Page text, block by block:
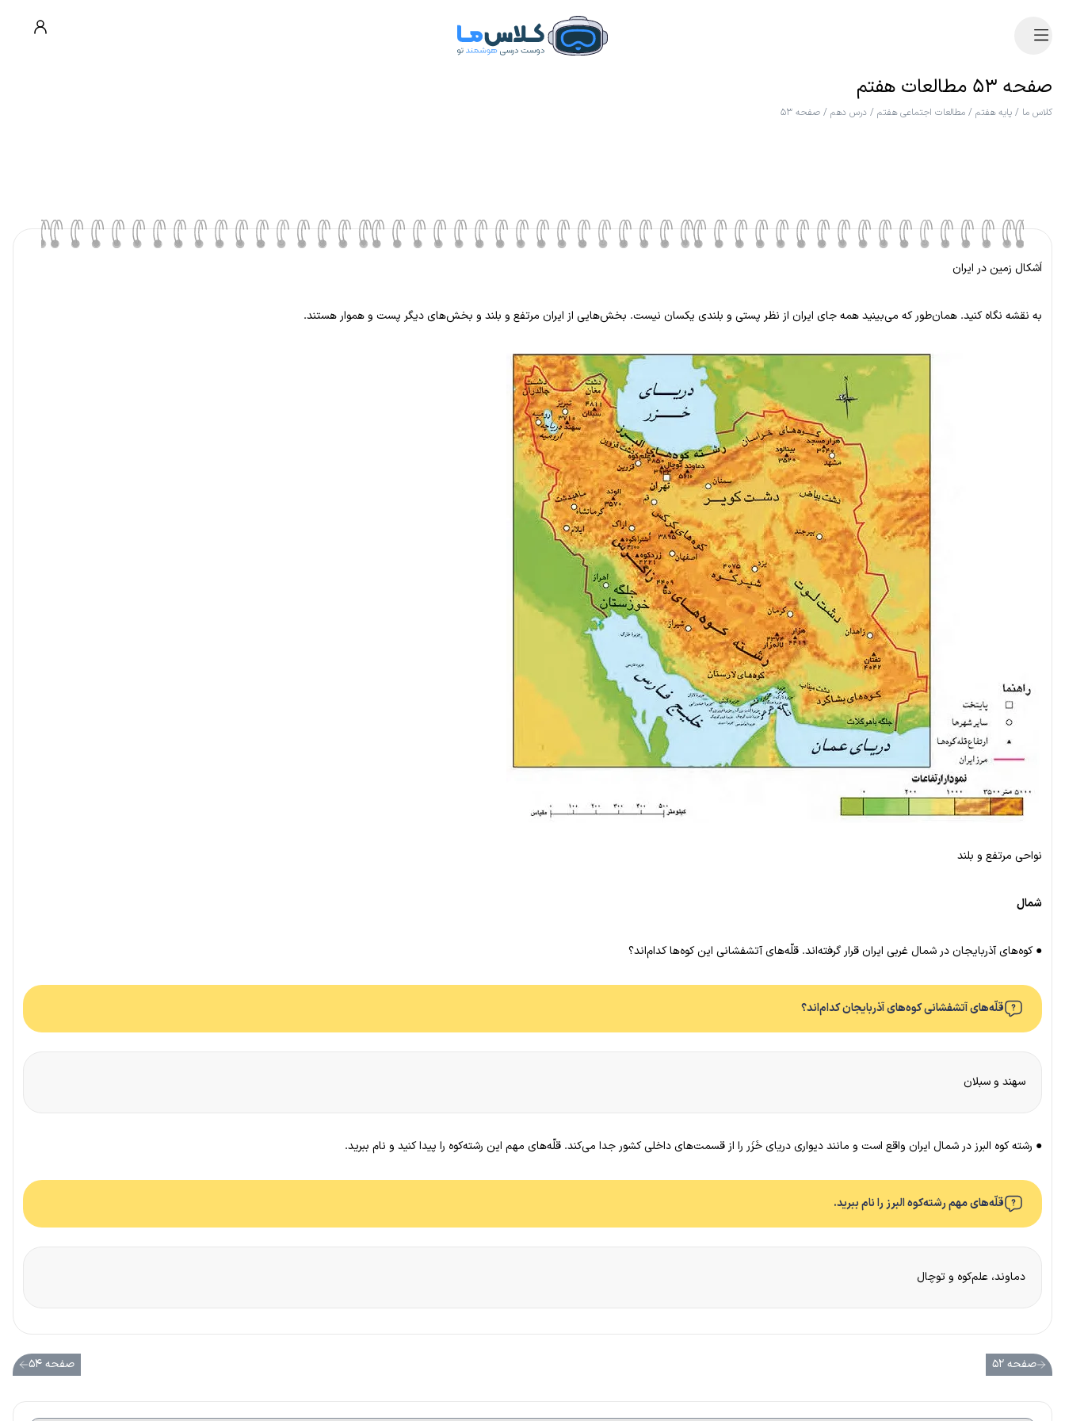
صفحه ۵۳ مطالعات هفتم
کلاس ما / پایه هفتم / مطالعات اجتماعی هفتم / درس دهم / صفحه ۵۳
اَشکال زمین در ایران
به نقشه نگاه کنید. همان‌طور که می‌بینید همه جای ایران از نظر پستی و بلندی یکسان نیست. بخش‌هایی از ایران مرتفع و بلند و بخش‌های دیگر پست و هموار هستند.
نواحی مرتفع و بلند
شمال
● کوه‌های آذربایجان در شمال غربی ایران قرار گرفته‌اند. قلّه‌های آتشفشانی این کوه‌ها کدام‌اند؟
قلّه‌های آتشفشانی کوه‌های آذربایجان کدام‌اند؟
سهند و سبلان
● رشته کوه البرز در شمال ایران واقع است و مانند دیواری دریای خَزَر را از قسمت‌های داخلی کشور جدا می‌کند. قلّه‌های مهم این رشته‌کوه را پیدا کنید و نام ببرید.
قلّه‌های مهم رشته‌کوه البرز را نام ببرید.
دماوند، علم‌کوه و توچال
صفحه ۵۲ صفحه ۵۴